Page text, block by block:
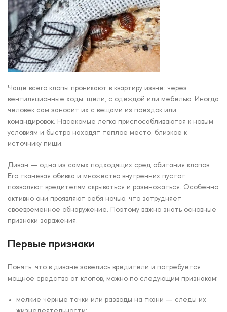
Чаще всего клопы проникают в квартиру извне: через
вентиляционные ходы, щели, с одеждой или мебелью. Иногда
человек сам заносит их с вещами из поездок или
командировок. Насекомые легко приспосабливаются к новым
условиям и быстро находят тёплое место, близкое к
источнику пищи.
Диван — одна из самых подходящих сред обитания клопов.
Его тканевая обивка и множество внутренних пустот
позволяют вредителям скрываться и размножаться. Особенно
активно они проявляют себя ночью, что затрудняет
своевременное обнаружение. Поэтому важно знать основные
признаки заражения.
Первые признаки
Понять, что в диване завелись вредители и потребуется
мощное средство от клопов, можно по следующим признакам:
мелкие чёрные точки или разводы на ткани — следы их